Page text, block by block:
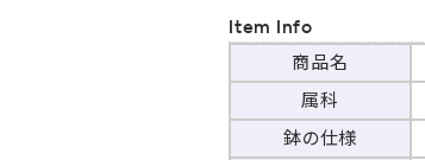
Item Info
商品名
属科
鉢の仕様